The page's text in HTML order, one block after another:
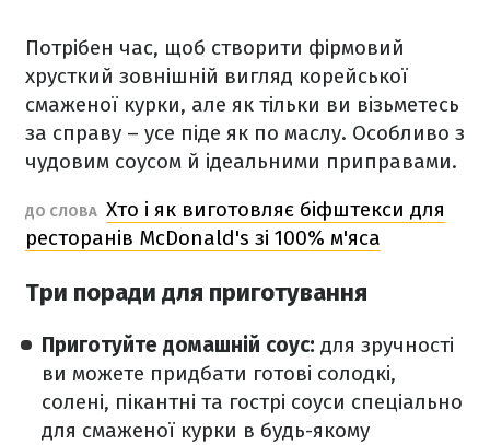
Потрібен час, щоб створити фірмовий
хрусткий зовнішній вигляд корейської
смаженої курки, але як тільки ви візьметесь
за справу – усе піде як по маслу. Особливо з
чудовим соусом й ідеальними приправами.
ДО СЛОВА Хто і як виготовляє біфштекси для
ресторанів McDonald's зі 100% м'яса
Три поради для приготування
Приготуйте домашній соус: для зручності
ви можете придбати готові солодкі,
солені, пікантні та гострі соуси спеціально
для смаженої курки в будь-якому